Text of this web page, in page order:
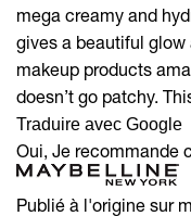
mega creamy and
gives a beautiful
makeup products
doesn’t go patchy.
Traduire avec Google
Oui, Je recommande
Publié à l'origine sur